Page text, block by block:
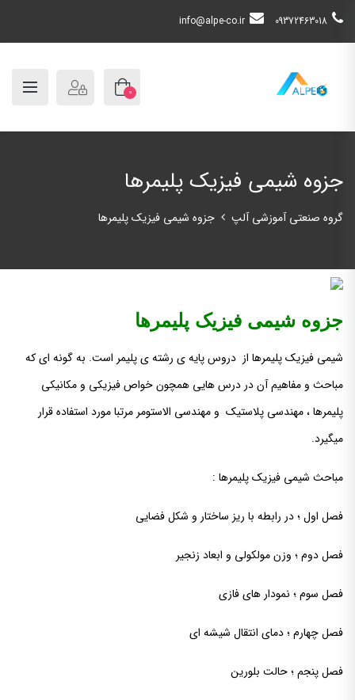
09372463018
info@alpe-co.ir
0
جزوه شیمی فیزیک پلیمرها
گروه صنعتی آموزشی آلپ جزوه شیمی فیزیک پلیمرها
جزوه شیمی فیزیک پلیمرها
شیمی فیزیک پلیمرها از دروس پایه ی رشته ی پلیمر است. به گونه ای که
مباحث و مفاهیم آن ‌در درس هایی همچون خواص فیزیکی و مکانیکی
پلیمرها ، مهندسی پلاستیک و مهندسی الاستومر مرتبا مورد استفاده قرار
میگیرد.
مباحث شیمی فیزیک پلیمرها :
فصل اول ؛ در رابطه با ریز ساختار و شکل فضایی
فصل دوم ؛ وزن مولکولی و ابعاد زنجیر
فصل سوم ؛ نمودار های فازی
فصل چهارم ؛ دمای انتقال شیشه ای
فصل پنجم ؛ حالت بلورین